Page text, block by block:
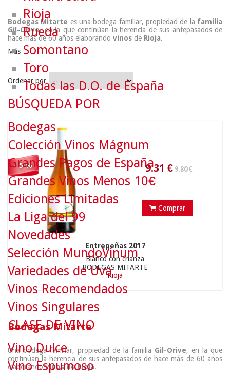
Bodegas Mitarte es una bodega familiar, propiedad de la familia
Gil-Orive, en la que continúan la herencia de sus antepasados de
hace más de 60 años elaborando vinos de Rioja.
Más
Ordenar por
- 5 %
Comprar
Entrepeñas 2017
Blanco con crianza
BODEGAS MITARTE
Rioja
Bodegas Mitarte
Una bodega familiar, propiedad de la familia Gil-Orive, en la que
continúan la herencia de sus antepasados de hace más de 60 años
elaborandovinos de Rioja.
Rioja
Rueda
Somontano
Toro
Todas las D.O. de España
BÚSQUEDA POR
Bodegas
Colección Vinos Mágnum
Grandes Pagos de España
Grandes Vinos Menos 10€
Ediciones Limitadas
La Liga del 99
Novedades
Selección MundoVinum
Variedades de Uva
Vinos Recomendados
Vinos Singulares
CLASE DE VINO
Vino Dulce
Vino Espumoso